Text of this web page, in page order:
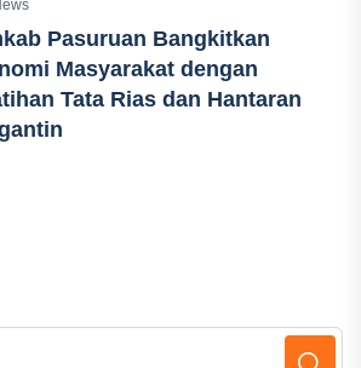
Pasuruan Bangkitkan
Masyarakat dengan
Tata Rias dan Hantaran